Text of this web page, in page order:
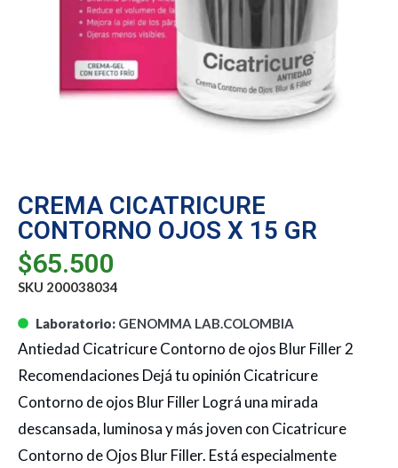
CREMA CICATRICURE
CONTORNO OJOS X 15 GR
$65.500
SKU 200038034
Laboratorio: GENOMMA LAB.COLOMBIA
Antiedad Cicatricure Contorno de ojos Blur Filler 2
Recomendaciones Dejá tu opinión Cicatricure
Contorno de ojos Blur Filler Lográ una mirada
descansada, luminosa y más joven con Cicatricure
Contorno de Ojos Blur Filler. Está especialmente